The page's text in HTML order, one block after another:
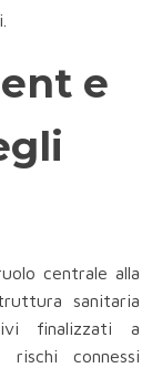
e
centrale alla
sanitaria
finalizzati a
connessi